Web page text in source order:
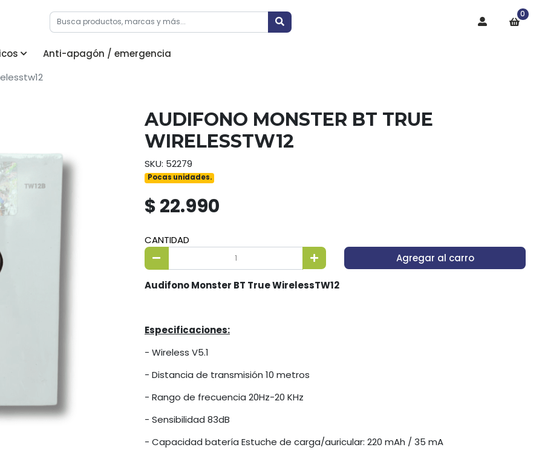
0
Anti-apagón / emergencia
AUDIFONO MONSTER BT TRUE
WIRELESSTW12
SKU: 52279
Pocas unidades.
$ 22.990
CANTIDAD
Agregar al carro
Audifono Monster BT True WirelessTW12
Especificaciones:
- Wireless V5.1
- Distancia de transmisión 10 metros
- Rango de frecuencia 20Hz-20 KHz
- Sensibilidad 83dB
- Capacidad batería Estuche de carga/auricular: 220 mAh / 35 mA